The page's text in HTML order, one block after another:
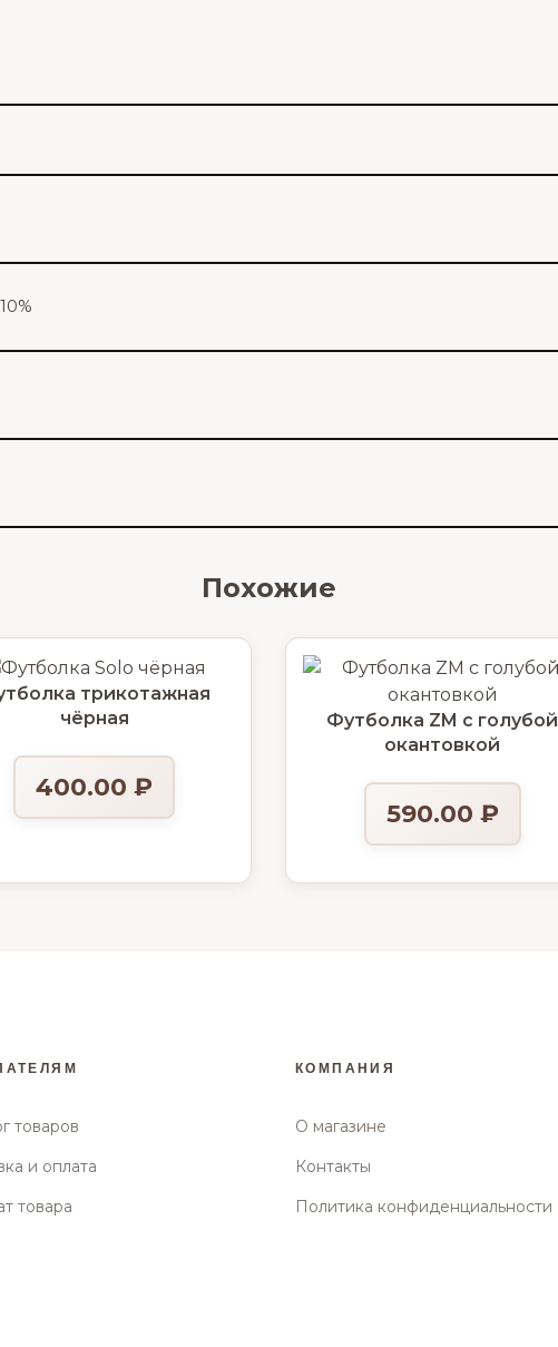
Похожие
трикотажная
чёрная
400.00₽
Футболка ZM с голубой
окантовкой
590.00 ₽
товаров
и оплата
товара
КОМПАНИЯ
О магазине
Контакты
Политика конфиденциальности